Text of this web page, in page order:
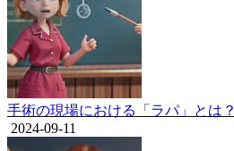
手術の現場における「ラパ」とは？
2024-09-11